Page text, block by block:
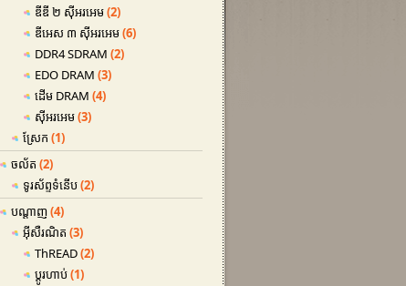
ឌីឌី ២ ស៊ីអរអេម(2)
ឌីអេស ៣ ស៊ីអរអេម(6)
DDR4 SDRAM (2)
EDO DRAM (3)
ដើម DRAM (4)
ស៊ីអរអេម(3)
ស្រែក (1)
ចល័ត (2)
ទូរស័ព្ទទំនើប(2)
បណ្តាញ(4)
អ៊ីសឺរណិត (3)
ThREAD(2)
ប្តូរហាប់(1)